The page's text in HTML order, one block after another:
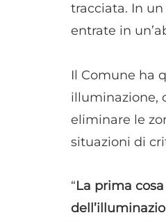
tracciata. In
entrate in
Il Comune ha
illuminazione,
eliminare le
situazioni di
“La prima